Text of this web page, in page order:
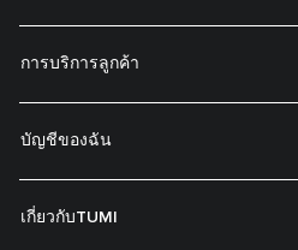
การบริการลูกค้า
บัญชีของฉัน
เกี่ยวกับTUMI